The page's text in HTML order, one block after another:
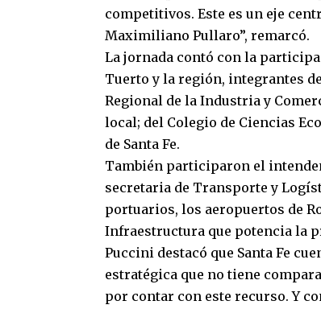
competitivos. Este es un eje
Maximiliano Pullaro”, remarcó.
La jornada contó con la
Tuerto y la región, integrantes
Regional de la Industria y
local; del Colegio de Ciencias
de Santa Fe.
También participaron el
secretaria de Transporte y
portuarios, los aeropuertos de
Infraestructura que potencia la
Puccini destacó que Santa Fe
estratégica que no tiene
por contar con este recurso. Y